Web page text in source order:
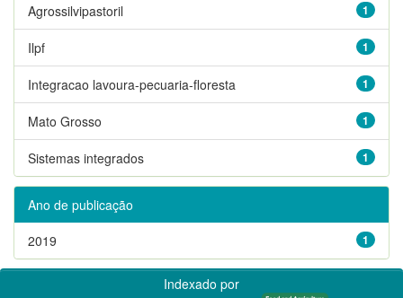
1
Agrossilvipastoril
1
Ilpf
1
Integracao lavoura-pecuaria-floresta
1
Mato Grosso
1
Sistemas integrados
Ano de publicação
1
2019
Indexado por